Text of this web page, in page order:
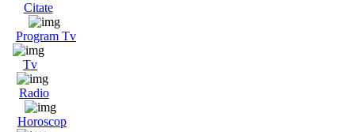
Citate
Program Tv
Tv
Radio
Horoscop